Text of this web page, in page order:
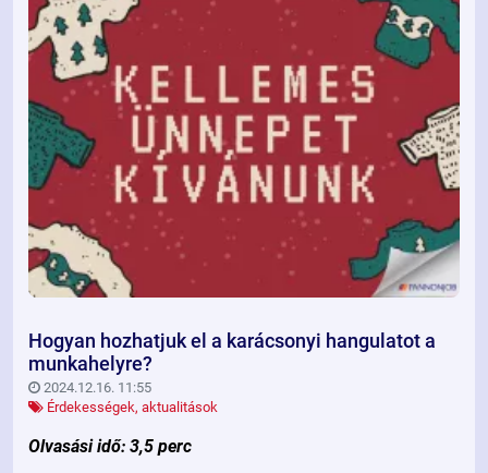
Hogyan hozhatjuk el a karácsonyi hangulatot a
munkahelyre?
2024.12.16. 11:55
Érdekességek, aktualitások
Olvasási idő: 3,5 perc